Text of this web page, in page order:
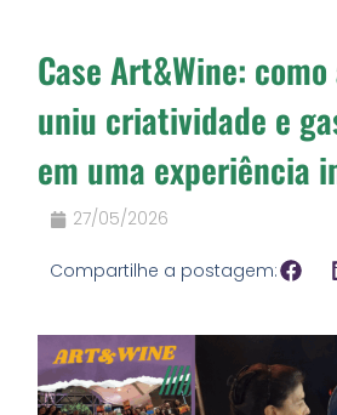
Case Art&Wine:
uniu criatividade e
em uma experiência
27/05/2026
Compartilhe a postagem: